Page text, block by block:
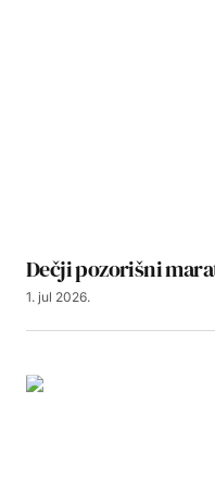
Dečji pozorišni
1. jul 2026.